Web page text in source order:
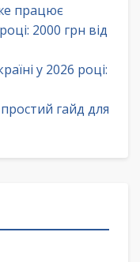
працює
2000 грн від
у 2026 році:
гайд для